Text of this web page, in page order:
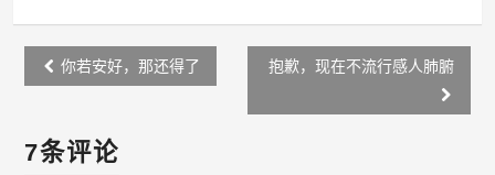
Post
navigation
你若安好，那还得了 抱歉，现在不流行感人肺腑
7条评论